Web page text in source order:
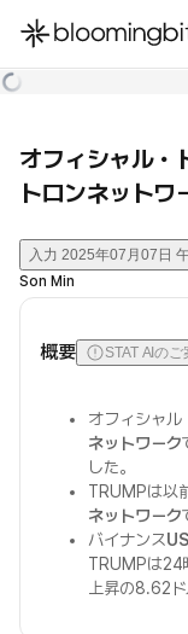
한국어
オフィシャル・
トロンネットワ
入力 2025年07月07日
Son Min
概要 STAT AIのご
オフィシャ
ネットワーク
した。
TRUMPは以
ネットワーク
バイナンス
TRUMPは24
上昇の8.62